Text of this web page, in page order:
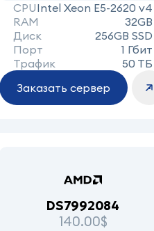
CPUIntel Xeon E5-2620 v4
RAM
32GB
Диск
256GB SSD
Порт
1 Гбит
Трафик
50 ТБ
Заказать сервер
DS7992084
140.00$